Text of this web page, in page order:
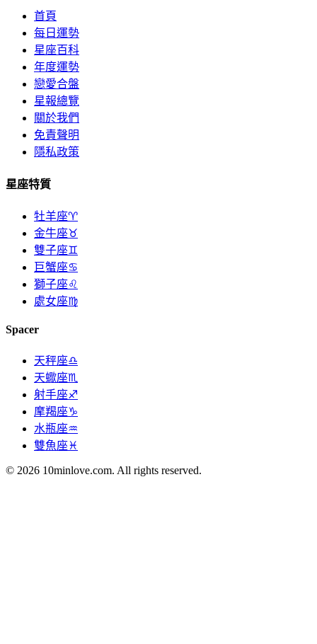
首頁
每日運勢
星座百科
年度運勢
戀愛合盤
星報總覽
關於我們
免責聲明
隱私政策
星座特質
牡羊座♈
金牛座♉
雙子座♊
巨蟹座♋
獅子座♌
處女座♍
Spacer
天秤座♎
天蠍座♏
射手座♐
摩羯座♑
水瓶座♒
雙魚座♓
© 2026 10minlove.com. All rights reserved.